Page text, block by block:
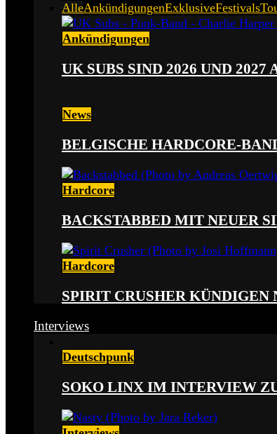
AlleAnkündigungenExklusiveFestivals
Ankündigungen
UK SUBS SIND 2026 UND 2027
News
BELGISCHE HARDCORE-
Hardcore
BACKSTABBED MIT NEUER
Hardcore
SPIRIT CRUSHER KÜNDIGEN
Interviews
Deutschpunk
SOKO LINX IM INTERVIEW